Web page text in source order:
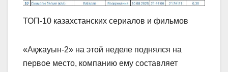
ТОП-10 казахстанских сериалов и фильмов
«Ақжауын-2» на этой неделе поднялся на
первое место, компанию ему составляет